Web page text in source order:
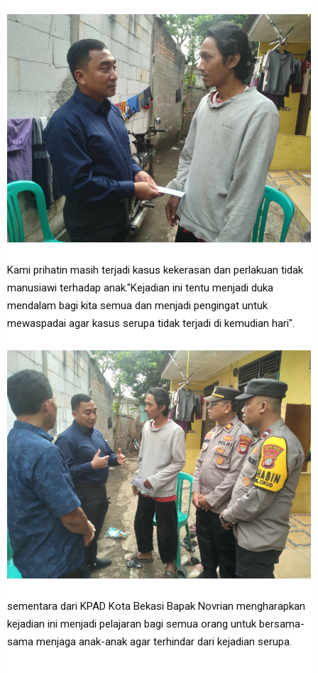
Kami prihatin masih terjadi kasus kekerasan dan perlakuan tidak
manusiawi terhadap anak."Kejadian ini tentu menjadi duka
mendalam bagi kita semua dan menjadi pengingat untuk
mewaspadai agar kasus serupa tidak terjadi di kemudian hari".
sementara dari KPAD Kota Bekasi Bapak Novrian mengharapkan
kejadian ini menjadi pelajaran bagi semua orang untuk bersama-
sama menjaga anak-anak agar terhindar dari kejadian serupa.